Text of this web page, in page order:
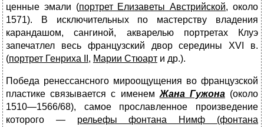
ценные эмали (портрет Елизаветы Австрийской, около
1571). В исключительных по мастерству владения
карандашом, сангиной, акварелью портретах Клуэ
запечатлел весь французский двор середины XVI в.
(портрет Генриха , Марии Стюарт и др.).
Победа ренессансного мироощущения во французской
пластике связывается с именем Жана Гужона(около
1510—1566/68), самое прославленное произведение
которого — рельефы фонтана Нимф (фонтана